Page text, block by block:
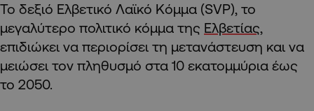
Το δεξιό Ελβετικό Λαϊκό Κόμμα (SVP), το
μεγαλύτερο πολιτικό κόμμα της Ελβετίας,
επιδιώκει να περιορίσει τη μετανάστευση και να
μειώσει τον πληθυσμό στα 10 εκατομμύρια έως
το 2050.